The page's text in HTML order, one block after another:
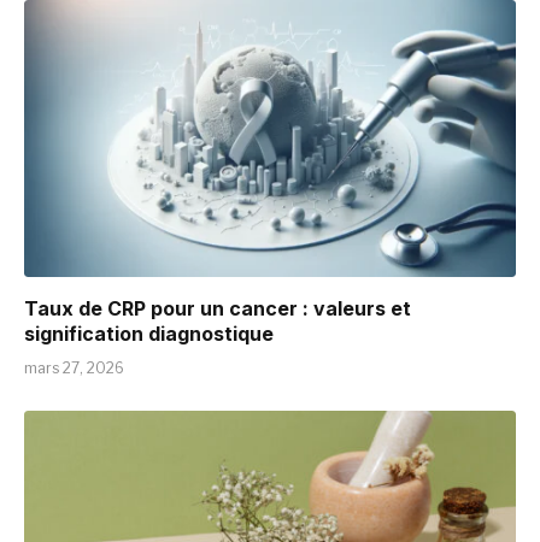
Taux de CRP pour un cancer : valeurs et
signification diagnostique
mars 27, 2026